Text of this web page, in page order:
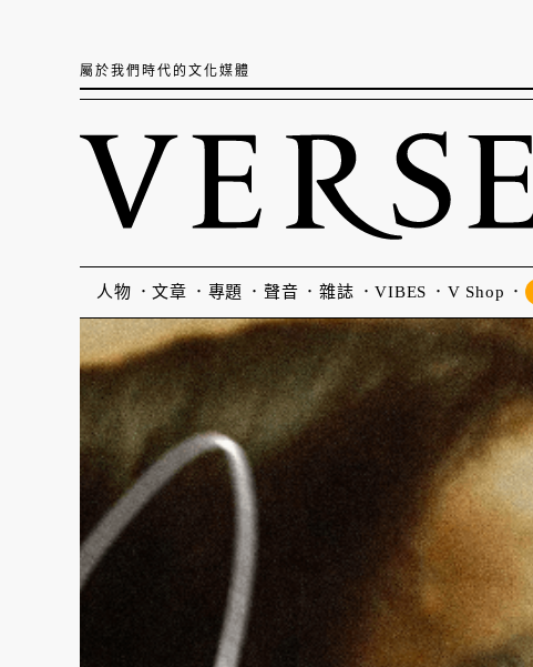
屬於我們時代的文化媒體
人物 文章 專題 聲音 雜誌 VIBES V Shop